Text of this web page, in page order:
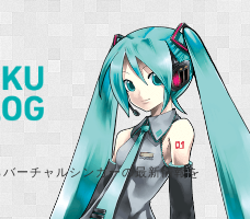
ーチャルシンガーの最新情報を